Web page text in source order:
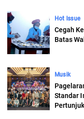
Hot Issue
Cegah
Batas
Musik
Standar